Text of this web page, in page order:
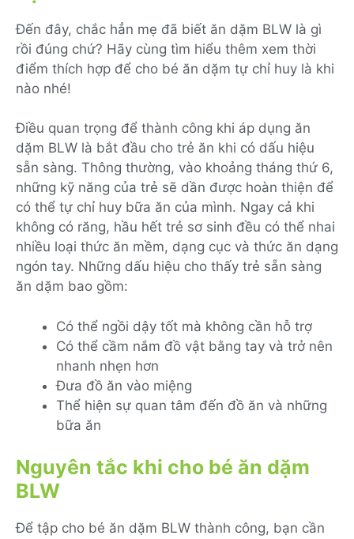
Đến đây, chắc hẳn mẹ đã biết ăn dặm BLW là gì
rồi đúng chứ? Hãy cùng tìm hiểu thêm xem thời
điểm thích hợp để cho bé ăn dặm tự chỉ huy là khi
nào nhé!
Điều quan trọng để thành công khi áp dụng ăn
dặm BLW là bắt đầu cho trẻ ăn khi có dấu hiệu
sẵn sàng. Thông thường, vào khoảng tháng thứ 6,
những kỹ năng của trẻ sẽ dần được hoàn thiện để
có thể tự chỉ huy bữa ăn của mình. Ngay cả khi
không có răng, hầu hết trẻ sơ sinh đều có thể nhai
nhiều loại thức ăn mềm, dạng cục và thức ăn dạng
ngón tay. Những dấu hiệu cho thấy trẻ sẵn sàng
ăn dặm bao gồm:
Có thể ngồi dậy tốt mà không cần hỗ trợ
Có thể cầm nắm đồ vật bằng tay và trở nên
nhanh nhẹn hơn
Đưa đồ ăn vào miệng
Thể hiện sự quan tâm đến đồ ăn và những
bữa ăn
Nguyên tắc khi cho bé ăn dặm
BLW
Để tập cho bé ăn dặm BLW thành công, bạn cần